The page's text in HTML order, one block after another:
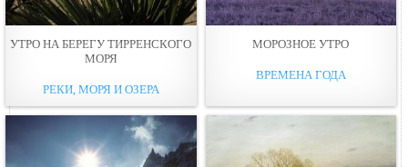
УТРО НА БЕРЕГУ ТИРРЕНСКОГО
МОРЯ
РЕКИ, МОРЯ И ОЗЕРА
МОРОЗНОЕ УТРО
ВРЕМЕНА ГОДА